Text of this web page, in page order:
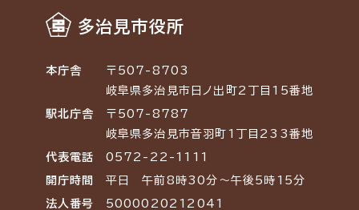
多治見市役所
本庁舎
〒507-8703
岐阜県多治見市日ノ出町2丁目15番地
駅北庁舎
〒507-8787
岐阜県多治見市音羽町1丁目233番地
代表電話 0572-22-1111
開庁時間 平日 午前8時30分～午後5時15分
法人番号 5000020212041